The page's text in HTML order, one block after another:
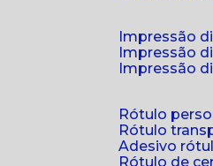
impressão
impressão
impressão
rótulo
rótulo
adesivo
rótulo de